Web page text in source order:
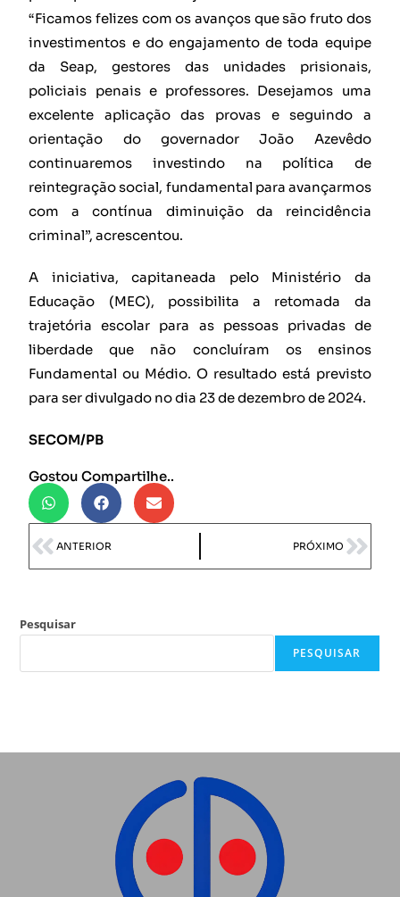
“Ficamos felizes com os avanços que são fruto dos
investimentos e do engajamento de toda equipe
da Seap, gestores das unidades prisionais,
policiais penais e professores. Desejamos uma
excelente aplicação das provas e seguindo a
orientação do governador João Azevêdo
continuaremos investindo na política de
reintegração social, fundamental para avançarmos
com a contínua diminuição da reincidência
criminal”, acrescentou.
A iniciativa, capitaneada pelo Ministério da
Educação (MEC), possibilita a retomada da
trajetória escolar para as pessoas privadas de
liberdade que não concluíram os ensinos
Fundamental ou Médio. O resultado está previsto
para ser divulgado no dia 23 de dezembro de 2024.
SECOM/PB
Gostou Compartilhe..
ANTERIOR PRÓXIMO
Pesquisar
PESQUISAR